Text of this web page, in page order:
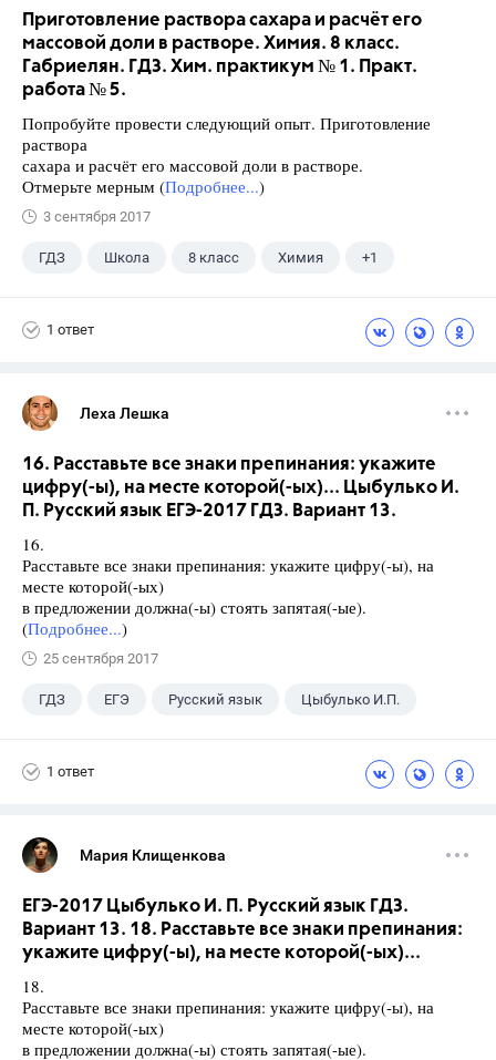
Приготовление раствора сахара и расчёт его
массовой доли в растворе. Химия. 8 класс.
Габриелян. ГДЗ. Хим. практикум № 1. Практ.
работа № 5.
Попробуйте провести следующий опыт. Приготовление
раствора
сахара и расчёт его массовой доли в растворе.
Отмерьте мерным (Подробнее...)
3 сентября 2017
ГДЗ Школа 8 класс Химия +1
1 ответ
Леха Лешка
16. Расставьте все знаки препинания: укажите
цифру(-ы), на месте которой(-ых)... Цыбулько И.
П. Русский язык ЕГЭ-2017 ГДЗ. Вариант 13.
16.
Расставьте все знаки препинания: укажите цифру(-ы), на
месте которой(-ых)
в предложении должна(-ы) стоять запятая(-ые).
(Подробнее...)
25 сентября 2017
ГДЗ ЕГЭ Русский язык Цыбулько И.П.
1 ответ
Мария Клищенкова
ЕГЭ-2017 Цыбулько И. П. Русский язык ГДЗ.
Вариант 13. 18. Расставьте все знаки препинания:
укажите цифру(-ы), на месте которой(-ых)...
18.
Расставьте все знаки препинания: укажите цифру(-ы), на
месте которой(-ых)
в предложении должна(-ы) стоять запятая(-ые).